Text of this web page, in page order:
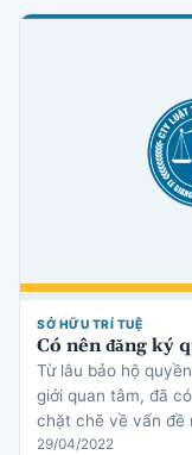
SỞ HỮU TRÍ TUỆ
Có nên đăng ký
Từ lâu bảo hộ
giới quan tâm, đã
chặt chẽ về vấn đề
29/04/2022